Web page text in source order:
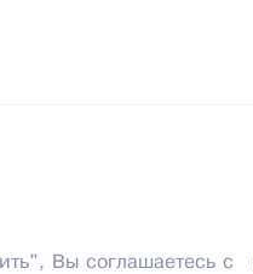
Вы соглашаетесь с